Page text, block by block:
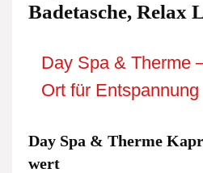
Badetasche, Relax
Day Spa & Therme
Ort für Entspannung
Day Spa & Therme
wert